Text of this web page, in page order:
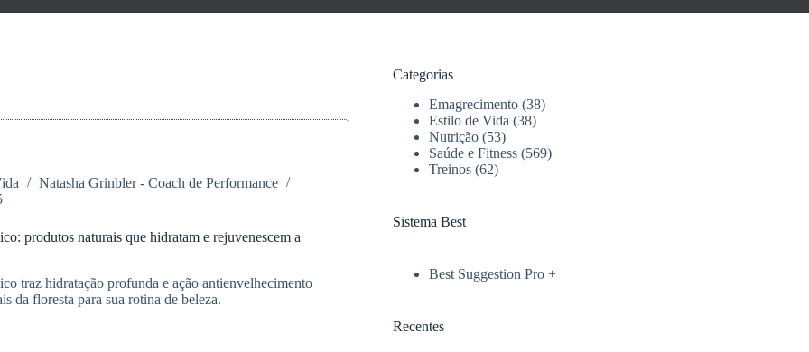
Natasha Grinbler - Coach de Performance
produtos naturais que hidratam e rejuvenescem a
traz hidratação profunda e ação antienvelhecimento
da floresta para sua rotina de beleza.
Categorias
Emagrecimento (38)
Estilo de Vida (38)
Nutrição (53)
Saúde e Fitness (569)
Treinos (62)
Sistema Best
Best Suggestion Pro +
Recentes